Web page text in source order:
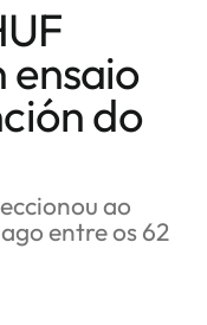
do
ao
entre os 62